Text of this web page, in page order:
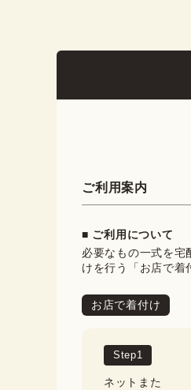
ご利用案内
■ ご利用について
必要なもの一式を宅
けを行う「お店で着
お店で着付け
Step1
ネットまた